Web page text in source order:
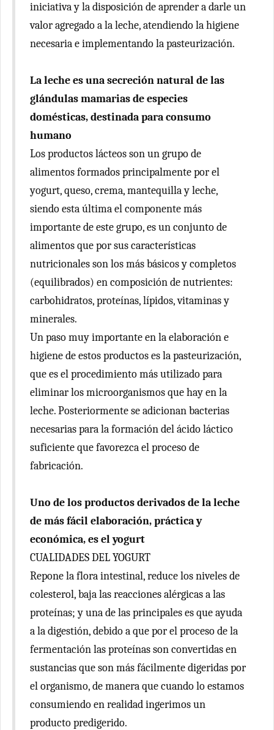
iniciativa y la disposición de aprender a darle un
valor agregado a la leche, atendiendo la higiene
necesaria e implementando la pasteurización.
La leche es una secreción natural de las
glándulas mamarias de especies
domésticas, destinada para consumo
humano
Los productos lácteos son un grupo de
alimentos formados principalmente por el
yogurt, queso, crema, mantequilla y leche,
siendo esta última el componente más
importante de este grupo, es un conjunto de
alimentos que por sus características
nutricionales son los más básicos y completos
(equilibrados) en composición de nutrientes:
carbohidratos, proteínas, lípidos, vitaminas y
minerales.
Un paso muy importante en la elaboración e
higiene de estos productos es la pasteurización,
que es el procedimiento más utilizado para
eliminar los microorganismos que hay en la
leche. Posteriormente se adicionan bacterias
necesarias para la formación del ácido láctico
suficiente que favorezca el proceso de
fabricación.
Uno de los productos derivados de la leche
de más fácil elaboración, práctica y
económica, es el yogurt
CUALIDADES DEL YOGURT
Repone la flora intestinal, reduce los niveles de
colesterol, baja las reacciones alérgicas a las
proteínas; y una de las principales es que ayuda
a la digestión, debido a que por el proceso de la
fermentación las proteínas son convertidas en
sustancias que son más fácilmente digeridas por
el organismo, de manera que cuando lo estamos
consumiendo en realidad ingerimos un
producto predigerido.